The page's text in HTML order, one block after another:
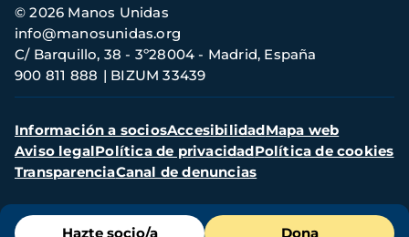
Menú
Hazte socio/a Dona
Información
de
contacto
© 2026 Manos Unidas
C/ Barquillo, 38 - 3º28004 - Madrid, España
900 811 888
BIZUM 33439
info@manosunidas.org
Menú
secundario
Información a sociosAccesibilidadMapa web
Aviso legalPolítica de privacidadPolítica de cookies
TransparenciaCanal de denuncias